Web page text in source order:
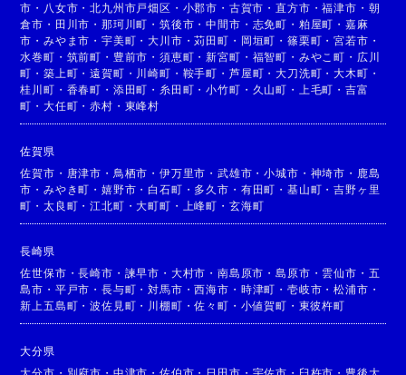
市 ・ 八女市 ・北九州市戸畑区 ・ 小郡市 ・ 古賀市 ・直方市 ・福津市 ・ 朝
倉市 ・ 田川市 ・那珂川町 ・筑後市 ・中間市 ・ 志免町 ・ 粕屋町 ・ 嘉麻
市 ・みやま市 ・宇美町 ・大川市 ・苅田町 ・ 岡垣町 ・ 篠栗町 ・宮若市 ・
水巻町 ・ 筑前町 ・ 豊前市 ・須恵町 ・新宮町 ・ 福智町 ・ みやこ町 ・ 広川
町 ・築上町 ・遠賀町 ・ 川崎町 ・ 鞍手町 ・ 芦屋町 ・大刀洗町 ・大木町 ・
桂川町 ・ 香春町 ・ 添田町 ・ 糸田町 ・小竹町 ・ 久山町 ・ 上毛町 ・ 吉富
町 ・大任町 ・赤村 ・ 東峰村
佐賀県
佐賀市 ・ 唐津市 ・ 鳥栖市 ・伊万里市 ・武雄市 ・小城市 ・ 神埼市 ・ 鹿島
市 ・みやき町 ・嬉野市 ・ 白石町 ・ 多久市 ・ 有田町 ・ 基山町 ・吉野ヶ里
町 ・太良町 ・江北町 ・大町町 ・ 上峰町 ・ 玄海町
長崎県
佐世保市 ・長崎市 ・ 諫早市 ・ 大村市 ・南島原市 ・島原市 ・ 雲仙市 ・ 五
島市 ・ 平戸市 ・長与町 ・対馬市 ・西海市 ・ 時津町 ・ 壱岐市 ・松浦市 ・
新上五島町 ・波佐見町 ・ 川棚町 ・佐々町 ・ 小値賀町 ・ 東彼杵町
大分県